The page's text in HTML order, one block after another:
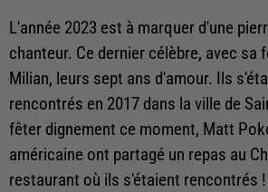
L'année 2023 est à marquer d'une
chanteur. Ce dernier célèbre, avec sa
Milian, leurs sept ans d'amour. Ils
rencontrés en 2017 dans la ville de
fêter dignement ce moment, Matt
américaine ont partagé un repas au
restaurant où ils s'étaient rencontrés